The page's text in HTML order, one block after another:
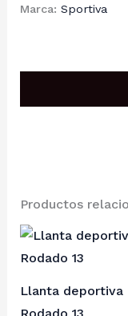
Marca: Sportiva
Productos
Llanta deportiva